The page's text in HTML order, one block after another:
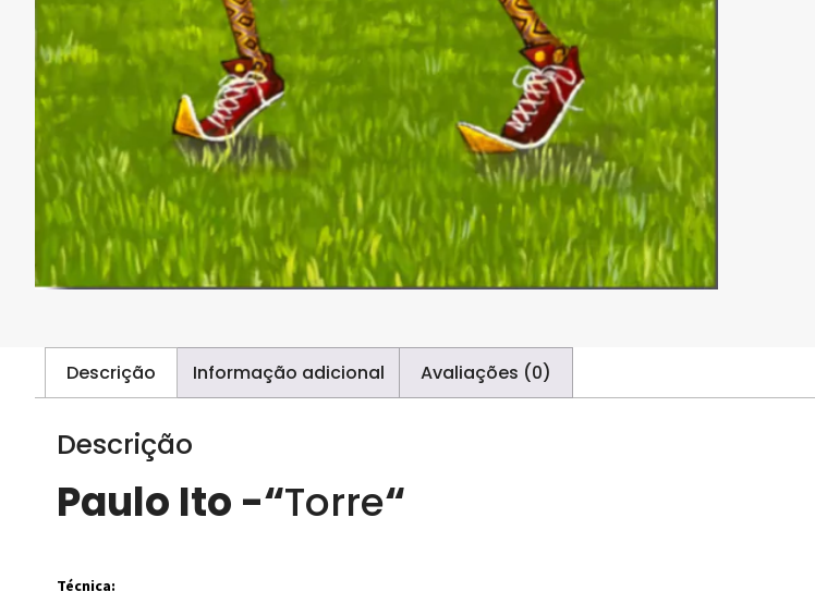
Descrição Informação adicional Avaliações (0)
Descrição
Paulo Ito -“Torre“
Técnica: